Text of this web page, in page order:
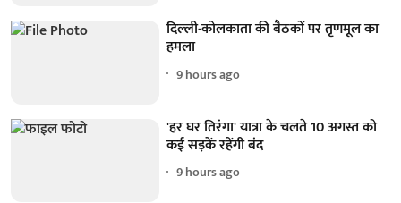
दिल्ली-कोलकाता की बैठकों पर तृणमूल का
हमला
9 hours ago
'हर घर तिरंगा' यात्रा के चलते 10 अगस्त को
कई सड़कें रहेंगी बंद
9 hours ago